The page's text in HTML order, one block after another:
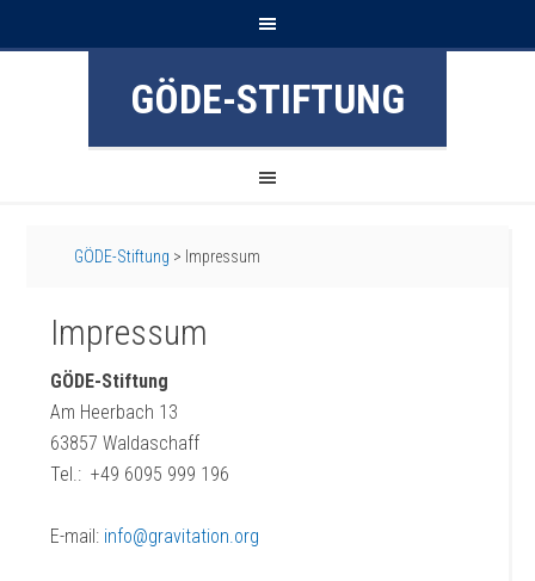
GÖDE-STIFTUNG
GÖDE-Stiftung > Impressum
Impressum
GÖDE-Stiftung
Am Heerbach 13
63857 Waldaschaff
Tel.: +49 6095 999 196
E-mail: info@gravitation.org